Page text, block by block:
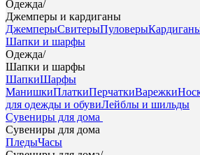
Одежда/
Джемперы и кардиганы
ДжемперыСвитерыПуловеры
Шапки и шарфы
Одежда/
Шапки и шарфы
ШапкиШарфы
МанишкиПлаткиПерчаткиВарежки
для одежды и обувиЛейблы и шильды
Сувениры для дома
Сувениры для дома
ПледыЧасы